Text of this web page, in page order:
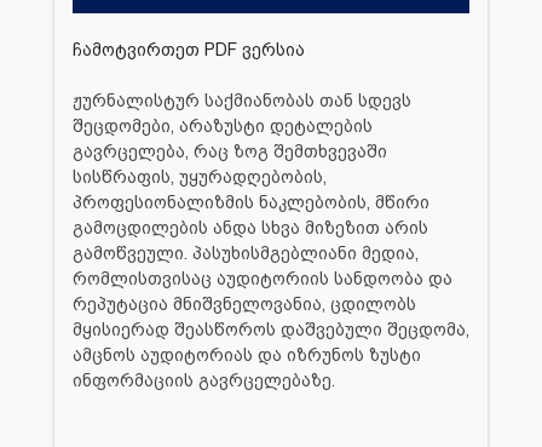
ჩამოტვირთეთ PDF ვერსია
ჟურნალისტურ საქმიანობას თან სდევს
შეცდომები, არაზუსტი დეტალების
გავრცელება, რაც ზოგ შემთხვევაში
სისწრაფის, უყურადღებობის,
პროფესიონალიზმის ნაკლებობის, მწირი
გამოცდილების ანდა სხვა მიზეზით არის
გამოწვეული. პასუხისმგებლიანი მედია,
რომლისთვისაც აუდიტორიის სანდოობა და
რეპუტაცია მნიშვნელოვანია, ცდილობს
მყისიერად შეასწოროს დაშვებული შეცდომა,
ამცნოს აუდიტორიას და იზრუნოს ზუსტი
ინფორმაციის გავრცელებაზე.